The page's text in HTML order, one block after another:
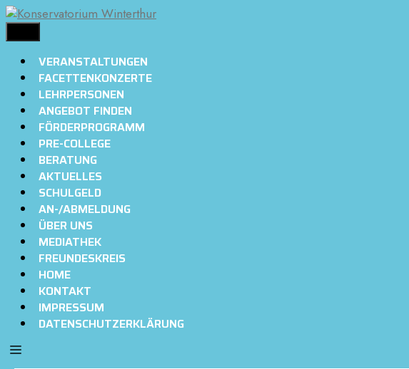
Springe
zum
Inhalt
VERANSTALTUNGEN
FACETTENKONZERTE
LEHRPERSONEN
ANGEBOT FINDEN
FÖRDERPROGRAMM
PRE-COLLEGE
BERATUNG
AKTUELLES
SCHULGELD
AN-/ABMELDUNG
ÜBER UNS
MEDIATHEK
FREUNDESKREIS
HOME
KONTAKT
IMPRESSUM
DATENSCHUTZERKLÄRUNG